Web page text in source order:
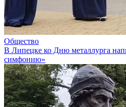
Общество
В Липецке ко Дню металлурга
симфонию»